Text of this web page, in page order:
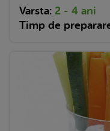
Varsta: 2 - 4 ani
Timp de